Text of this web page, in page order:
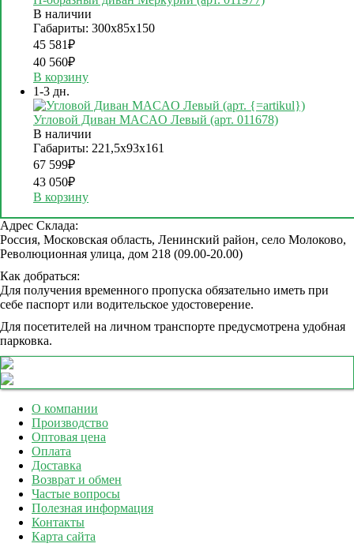
В наличии
Габариты: 300х85х150
45 581₽
40 560₽
В корзину
1-3 дн.
Угловой Диван MACAO Левый (арт. 011678)
В наличии
Габариты: 221,5х93х161
67 599₽
43 050₽
В корзину
Адрес Склада:
Россия, Московская область, Ленинский район, село Молоково,
Революционная улица, дом 218 (09.00-20.00)
Как добраться:
Для получения временного пропуска обязательно иметь при
себе паспорт или водительское удостоверение.
Для посетителей на личном транспорте предусмотрена удобная
парковка.
О компании
Производство
Оптовая цена
Оплата
Доставка
Возврат и обмен
Частые вопросы
Полезная информация
Контакты
Карта сайта